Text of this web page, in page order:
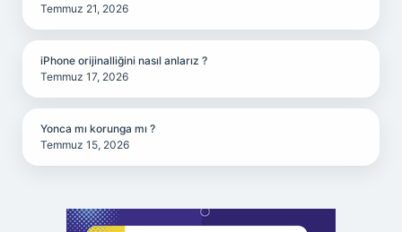
Temmuz 21, 2026
iPhone orijinalliğini nasıl anlarız ?
Temmuz 17, 2026
Yonca mı korunga mı ?
Temmuz 15, 2026